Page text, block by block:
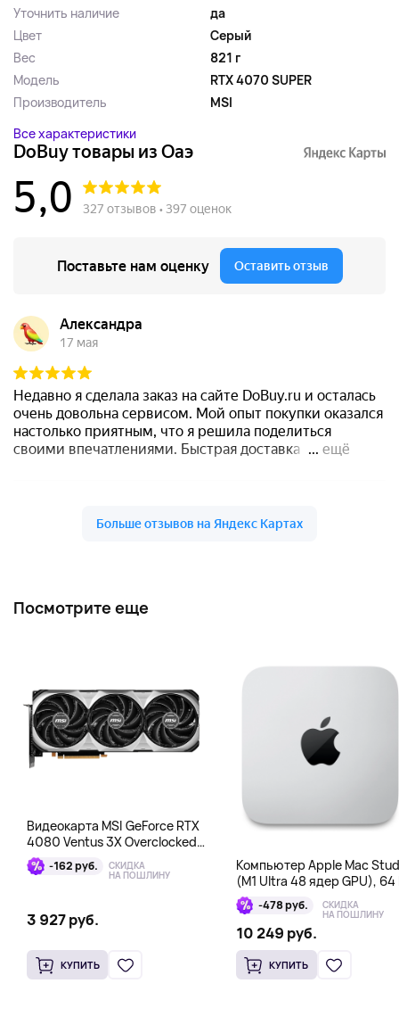
Уточнить наличие
да
Цвет
Серый
Вес
821 г
Модель
RTX 4070 SUPER
Производитель
MSI
Все характеристики
Посмотрите еще
Видеокарта MSI GeForce RTX
4080 Ventus 3X Overclocked
16GB DDR6X
-162 руб. СКИДКА
НА ПОШЛИНУ
3 927 руб.
КУПИТЬ
Компьютер Apple Mac
(M1 Ultra 48 ядер GPU), 64
1 Тб -478 руб. СКИДКА
НА ПОШЛИНУ
10 249 руб.
КУПИТЬ